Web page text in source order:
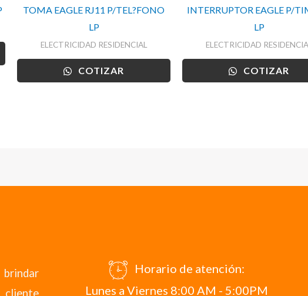
TOMA EAGLE RJ11 P/TEL?FONO
LP
ELECTRICIDAD RESIDENCIAL
COTIZAR
INTERRUPTOR EAGLE P/
LP
ELECTRICIDAD
COTIZAR
cliente
Horario de atención:
Lunes a Viernes 8:00 AM - 5:00PM